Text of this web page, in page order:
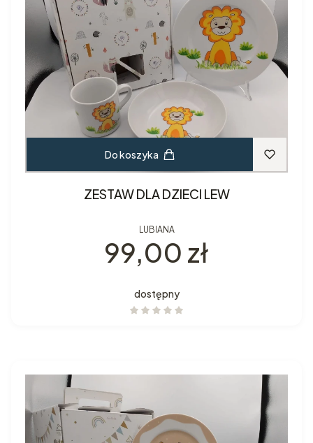
Do koszyka
ZESTAW DLA DZIECI LEW
LUBIANA
Cena
99,00 zł
dostępny